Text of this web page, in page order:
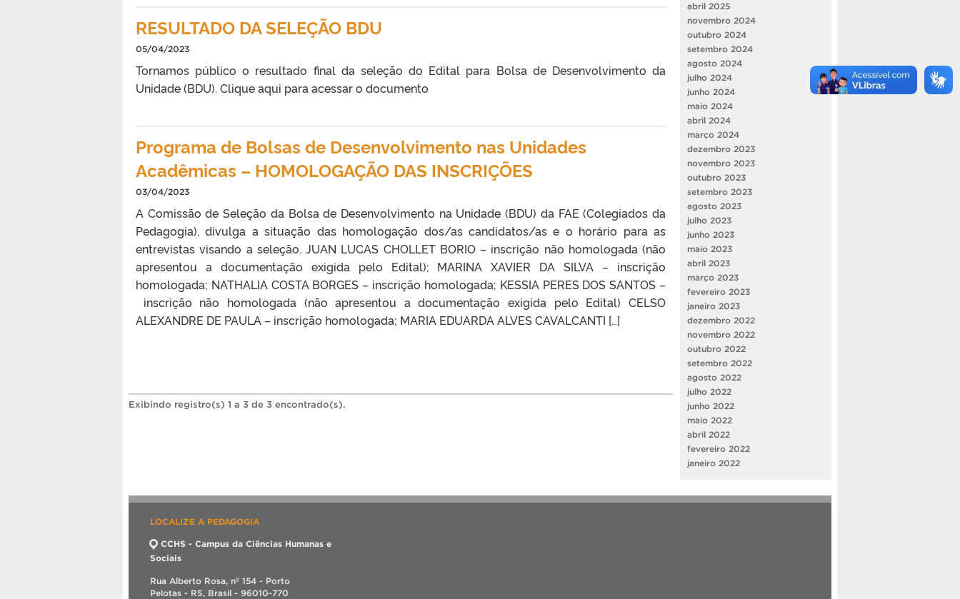
RESULTADO DA SELEÇÃO BDU
05/04/2023
Tornamos público o resultado final da seleção do Edital para Bolsa de Desenvolvimento da
Unidade (BDU). Clique aqui para acessar o documento
Programa de Bolsas de Desenvolvimento nas Unidades
Acadêmicas – HOMOLOGAÇÃO DAS INSCRIÇÕES
03/04/2023
A Comissão de Seleção da Bolsa de Desenvolvimento na Unidade (BDU) da FAE (Colegiados da
Pedagogia), divulga a situação das homologação dos/as candidatos/as e o horário para as
entrevistas visando a seleção. JUAN LUCAS CHOLLET BORIO – inscrição não homologada (não
apresentou a documentação exigida pelo Edital); MARINA XAVIER DA SILVA – inscrição
homologada; NATHALIA COSTA BORGES – inscrição homologada; KESSIA PERES DOS SANTOS –
inscrição não homologada (não apresentou a documentação exigida pelo Edital) CELSO
ALEXANDRE DE PAULA – inscrição homologada; MARIA EDUARDA ALVES CAVALCANTI […]
Exibindo registro(s) 1 a 3 de 3 encontrado(s).
abril 2025
novembro 2024
outubro 2024
setembro 2024
agosto 2024
julho 2024
junho 2024
maio 2024
abril 2024
março 2024
dezembro 2023
novembro 2023
outubro 2023
setembro 2023
agosto 2023
julho 2023
junho 2023
maio 2023
abril 2023
março 2023
fevereiro 2023
janeiro 2023
dezembro 2022
novembro 2022
outubro 2022
setembro 2022
agosto 2022
julho 2022
junho 2022
maio 2022
abril 2022
fevereiro 2022
janeiro 2022
LOCALIZE A PEDAGOGIA
CCHS - Campus da Ciências Humanas e
Sociais
Rua Alberto Rosa, nº 154 - Porto
Pelotas - RS, Brasil - 96010-770